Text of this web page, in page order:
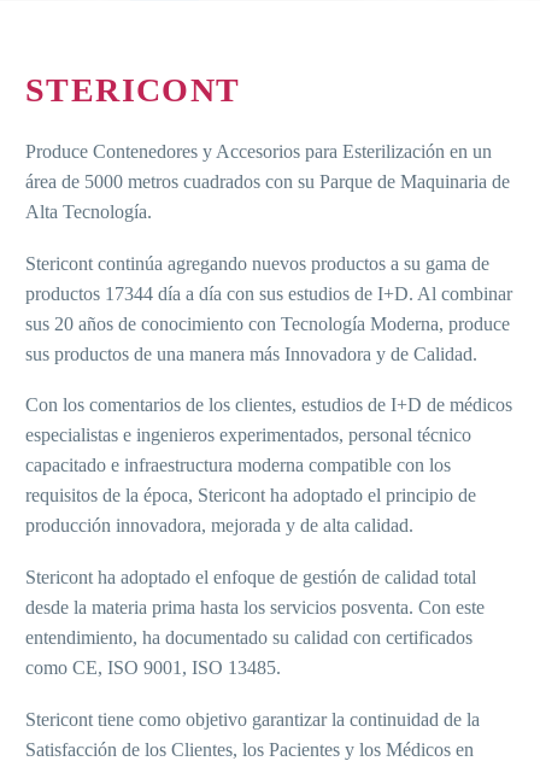
STERICONT
Produce Contenedores y Accesorios para Esterilización en un
área de 5000 metros cuadrados con su Parque de Maquinaria de
Alta Tecnología.
Stericont continúa agregando nuevos productos a su gama de
productos 17344 día a día con sus estudios de I+D. Al combinar
sus 20 años de conocimiento con Tecnología Moderna, produce
sus productos de una manera más Innovadora y de Calidad.
Con los comentarios de los clientes, estudios de I+D de médicos
especialistas e ingenieros experimentados, personal técnico
capacitado e infraestructura moderna compatible con los
requisitos de la época, Stericont ha adoptado el principio de
producción innovadora, mejorada y de alta calidad.
Stericont ha adoptado el enfoque de gestión de calidad total
desde la materia prima hasta los servicios posventa. Con este
entendimiento, ha documentado su calidad con certificados
como CE, ISO 9001, ISO 13485.
Stericont tiene como objetivo garantizar la continuidad de la
Satisfacción de los Clientes, los Pacientes y los Médicos en